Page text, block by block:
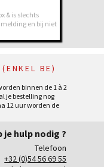
de borst
katoen
BE)
binnen de 1 à 2
je bestelling nog
12 uur worden de
je hulp nodig ?
Telefoon
+32 (0)54 56 69 55
& is slechts
en bij niet